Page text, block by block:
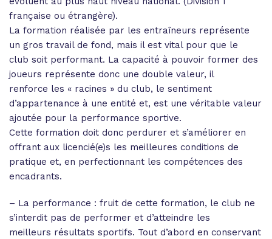
française ou étrangère).
La formation réalisée par les entraîneurs représente
un gros travail de fond, mais il est vital pour que le
club soit performant. La capacité à pouvoir former des
joueurs représente donc une double valeur, il
renforce les « racines » du club, le sentiment
d’appartenance à une entité et, est une véritable valeur
ajoutée pour la performance sportive.
Cette formation doit donc perdurer et s’améliorer en
offrant aux licencié(e)s les meilleures conditions de
pratique et, en perfectionnant les compétences des
encadrants.
– La performance : fruit de cette formation, le club ne
s’interdit pas de performer et d’atteindre les
meilleurs résultats sportifs. Tout d’abord en conservant